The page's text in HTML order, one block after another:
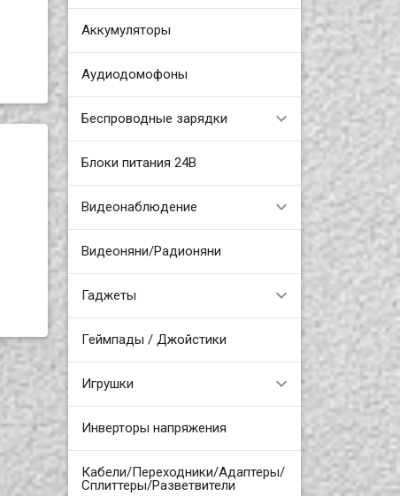
Аккумуляторы
Аудиодомофоны
Беспроводные зарядки
Блоки питания 24В
Видеонаблюдение
Видеоняни/Радионяни
Гаджеты
Геймпады / Джойстики
Игрушки
Инверторы напряжения
Кабели/Переходники/Адаптеры/
Сплиттеры/Разветвители